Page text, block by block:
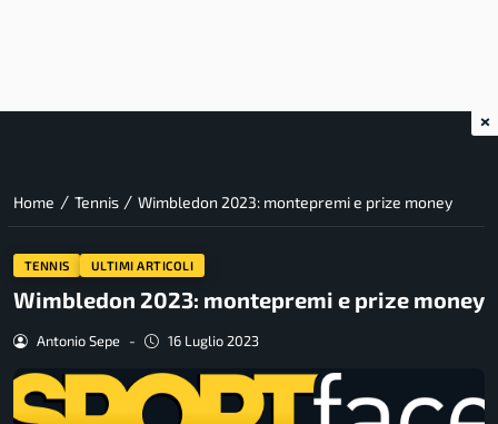
Home / Tennis / Wimbledon 2023: montepremi e prize money
TENNIS ULTIMI ARTICOLI
Wimbledon 2023: montepremi e prize money
Antonio Sepe - 16 Luglio 2023
×